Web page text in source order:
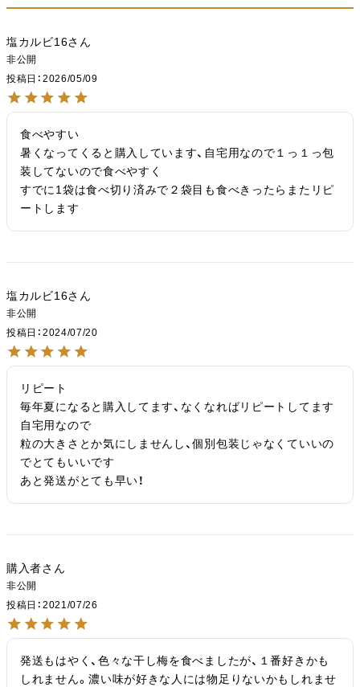
塩カルビ16
非公開
投稿日
2026/05/09
食べやすい
暑くなってくると購入しています、自宅用なので１っ１っ包
装してないので食べやすく
すでに1袋は食べ切り済みで２袋目も食べきったらまたリピ
ートします
塩カルビ16
非公開
投稿日
2024/07/20
リピート
毎年夏になると購入してます、なくなればリピートしてます
自宅用なので
粒の大きさとか気にしませんし、個別包装じゃなくていいの
でとてもいいです
あと発送がとても早い！
購入者
非公開
投稿日
2021/07/26
発送もはやく、色々な干し梅を食べましたが、１番好きかも
しれません。濃い味が好きな人には物足りないかもしれませ